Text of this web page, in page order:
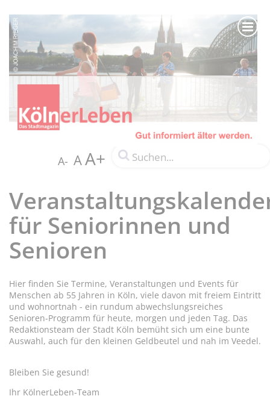
A- AA+
für Seniorinnen und
Senioren
Hier finden Sie Termine, Veranstaltungen und Events für
Menschen ab 55 Jahren in Köln, viele davon mit freiem Eintritt
und wohnortnah - ein rundum abwechslungsreiches
Senioren-Programm für heute, morgen und jeden Tag. Das
Redaktionsteam der Stadt Köln bemüht sich um eine bunte
Auswahl, auch für den kleinen Geldbeutel und nah im Veedel.
Bleiben Sie gesund!
Ihr KölnerLeben-Team